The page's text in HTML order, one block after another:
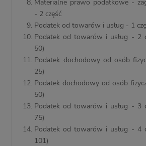
Materialne prawo podatkowe -
- 2 część
Podatek od towarów i usług - 1
Podatek od towarów i usług - 2
50)
Podatek dochodowy od osób
25)
Podatek dochodowy od osób
50)
Podatek od towarów i usług - 3
75)
Podatek od towarów i usług - 4
101)